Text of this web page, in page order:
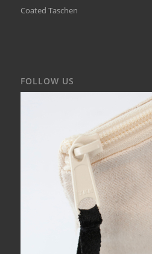
Coated Taschen
FOLLOW US